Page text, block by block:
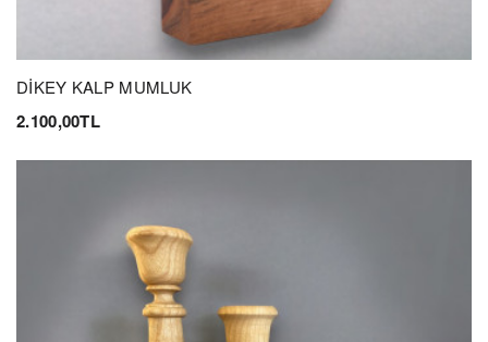
DİKEY KALP MUMLUK
2.100,00TL